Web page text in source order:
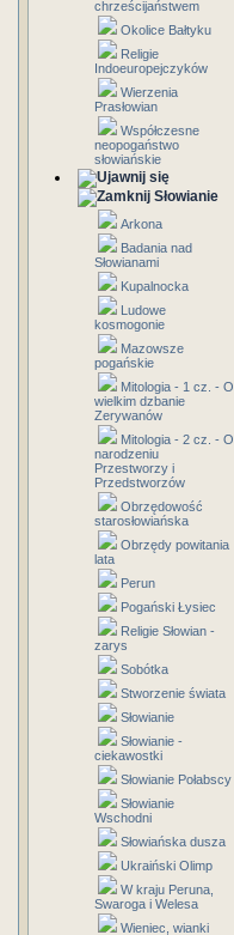
chrześcijaństwem
Okolice Bałtyku
Religie
Indoeuropejczyków
Wierzenia
Prasłowian
Współczesne
neopogaństwo
słowiańskie
Słowianie
Arkona
Badania nad
Słowianami
Kupalnocka
Ludowe
kosmogonie
Mazowsze
pogańskie
Mitologia - 1 cz. - O
wielkim dzbanie
Zerywanów
Mitologia - 2 cz. - O
narodzeniu
Przestworzy i
Przedstworzów
Obrzędowość
starosłowiańska
Obrzędy powitania
lata
Perun
Pogański Łysiec
Religie Słowian -
zarys
Sobótka
Stworzenie świata
Słowianie
Słowianie -
ciekawostki
Słowianie Połabscy
Słowianie
Wschodni
Słowiańska dusza
Ukraiński Olimp
W kraju Peruna,
Swaroga i Welesa
Wieniec, wianki